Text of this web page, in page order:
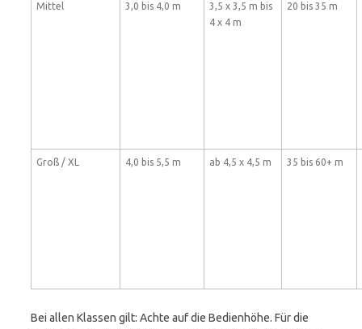
Mittel 3,0 bis 4,0 m
3,5 x 3,5 m bis
4 x 4 m
20 bis 35 m
Groß / XL 4,0 bis 5,5 m ab 4,5 x 4,5 m 35 bis 60+ m
Bei allen Klassen gilt: Achte auf die Bedienhöhe. Für die